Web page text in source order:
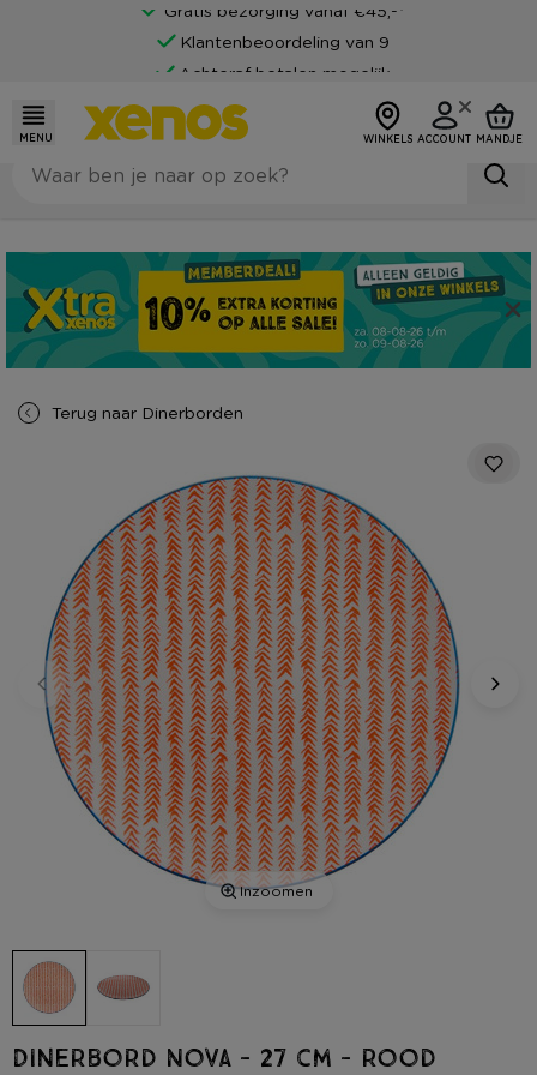
Gratis bezorging vanaf €45,-*
Klantenbeoordeling van 9
Achteraf betalen mogelijk
MENU WINKELS ACCOUNT MANDJE
Terug naar Dinerborden
Inzoomen
Dinerbord Nova - 27 cm - rood